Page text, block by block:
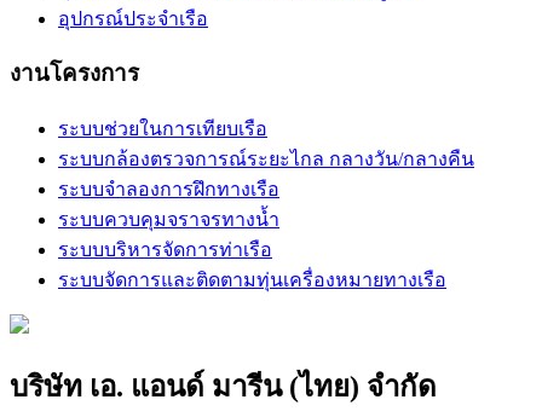
อุปกรณ์ประจำเรือ
งานโครงการ
ระบบช่วยในการเทียบเรือ
ระบบกล้องตรวจการณ์ระยะไกล กลางวัน/กลางคืน
ระบบจำลองการฝึกทางเรือ
ระบบควบคุมจราจรทางน้ำ
ระบบบริหารจัดการท่าเรือ
ระบบจัดการและติดตามทุ่นเครื่องหมายทางเรือ
บริษัท เอ. แอนด์ มารีน (ไทย) จำกัด